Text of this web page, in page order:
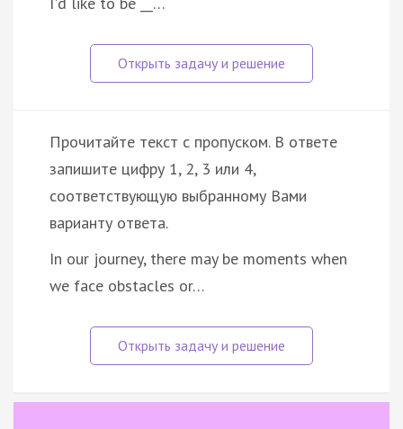
Прочитайте текст с пропуском. В ответе
запишите цифру 1, 2, 3 или 4,
соответствующую выбранному Вами
варианту ответа.
In our journey, there may be moments when
we face obstacles or…